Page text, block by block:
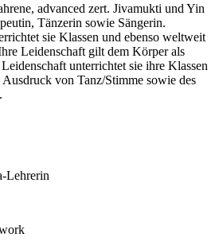
advanced zert. Jivamukti und Yin
Tänzerin sowie Sängerin.
sie Klassen und ebenso weltweit
Leidenschaft gilt dem Körper als
unterrichtet sie ihre Klassen
von Tanz/Stimme sowie des
Lehrerin